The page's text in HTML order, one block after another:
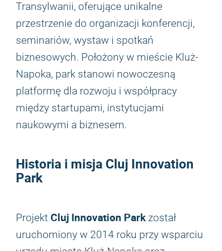
Transylwanii, oferujące unikalne
przestrzenie do organizacji konferencji,
seminariów, wystaw i spotkań
biznesowych. Położony w mieście Kluż-
Napoka, park stanowi nowoczesną
platformę dla rozwoju i współpracy
między startupami, instytucjami
naukowymi a biznesem.
Historia i misja Cluj Innovation
Park
Projekt Cluj Innovation Parkzostał
uruchomiony w 2014 roku przy wsparciu